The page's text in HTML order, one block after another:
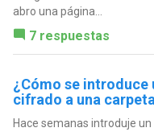
abro una página...
7 respuestas
¿Cómo se
cifrado a una
Hace semanas introduje